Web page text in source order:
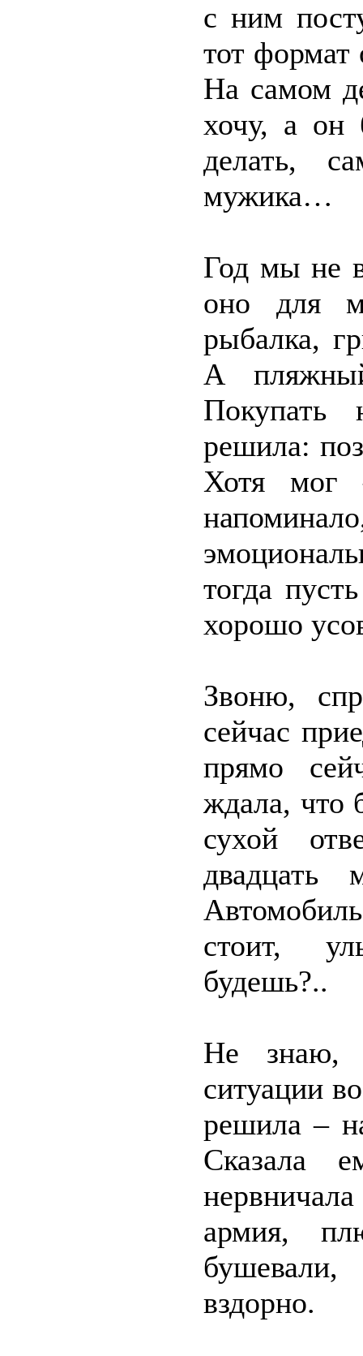
с ним
тот формат
На самом
хочу, а он
делать,
мужика…
Год мы не
оно для
рыбалка,
А
решила:
Хотя мог
тогда
хорошо
Звоню,
сейчас
прямо
ждала, что
сухой
двадцать
стоит,
будешь?..
Не знаю,
ситуации
решила –
Сказала
армия,
вздорно.